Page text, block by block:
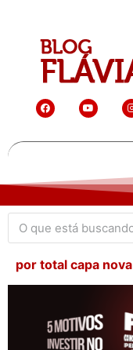
por total capa nova